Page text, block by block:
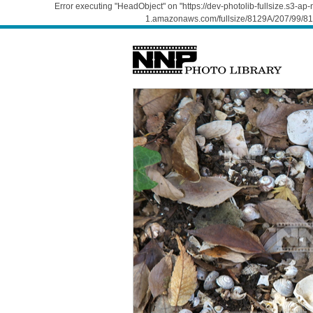
Error executing "HeadObject" on "https://dev-photolib-fullsize.s3-
1.amazonaws.com/fullsize/8129A/207/99/